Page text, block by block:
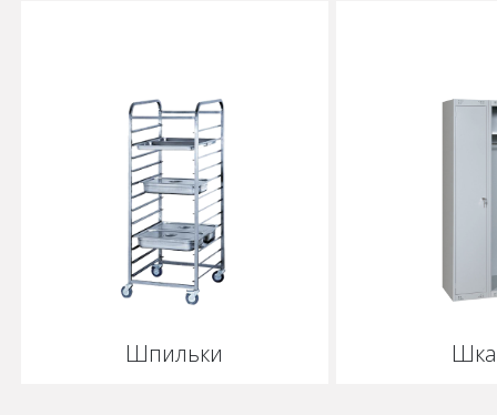
Шпильки